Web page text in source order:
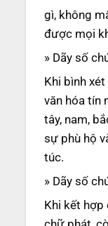
gì, không
được mọi
» Dãy số
Khi bình
văn hóa tín
tây, nam,
sự phù hộ
túc.
» Dãy số
Khi kết hợp